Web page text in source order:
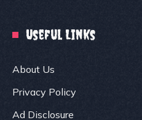
Useful Links
About Us
Privacy Policy
Ad Disclosure